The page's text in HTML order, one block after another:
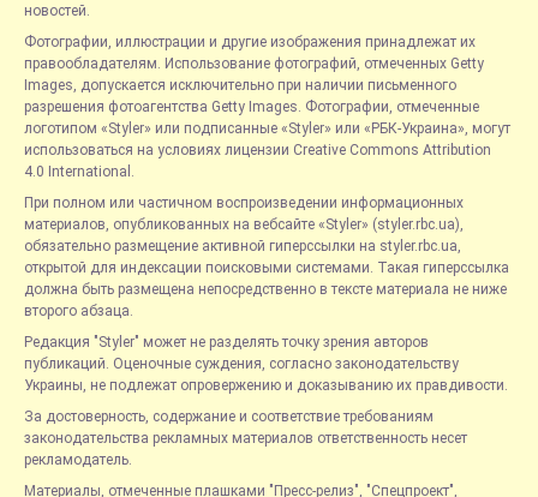
новостей.
Фотографии, иллюстрации и другие изображения принадлежат их
правообладателям. Использование фотографий, отмеченных Getty
Images, допускается исключительно при наличии письменного
разрешения фотоагентства Getty Images. Фотографии, отмеченные
логотипом «Styler» или подписанные «Styler» или «РБК-Украина», могут
использоваться на условиях лицензии Creative Commons Attribution
4.0 International.
При полном или частичном воспроизведении информационных
материалов, опубликованных на вебсайте «Styler» (styler.rbc.ua),
обязательно размещение активной гиперссылки на styler.rbc.ua,
открытой для индексации поисковыми системами. Такая гиперссылка
должна быть размещена непосредственно в тексте материала не ниже
второго абзаца.
Редакция "Styler" может не разделять точку зрения авторов
публикаций. Оценочные суждения, согласно законодательству
Украины, не подлежат опровержению и доказыванию их правдивости.
За достоверность, содержание и соответствие требованиям
законодательства рекламных материалов ответственность несет
рекламодатель.
Материалы, отмеченные плашками "Пресс-релиз", "Спецпроект",